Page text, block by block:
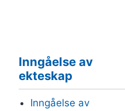
Inngåelse av
ekteskap
Inngåelse av